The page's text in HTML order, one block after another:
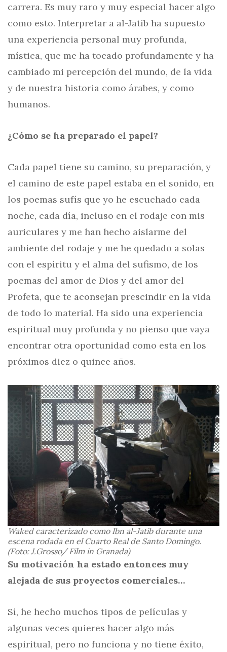
carrera. Es muy raro y muy especial hacer algo
como esto. Interpretar a al-Jatib ha supuesto
una experiencia personal muy profunda,
mística, que me ha tocado profundamente y ha
cambiado mi percepción del mundo, de la vida
y de nuestra historia como árabes, y como
humanos.
¿Cómo se ha preparado el papel?
Cada papel tiene su camino, su preparación, y
el camino de este papel estaba en el sonido, en
los poemas sufís que yo he escuchado cada
noche, cada día, incluso en el rodaje con mis
auriculares y me han hecho aislarme del
ambiente del rodaje y me he quedado a solas
con el espíritu y el alma del sufismo, de los
poemas del amor de Dios y del amor del
Profeta, que te aconsejan prescindir en la vida
de todo lo material. Ha sido una experiencia
espiritual muy profunda y no pienso que vaya
encontrar otra oportunidad como esta en los
próximos diez o quince años.
Waked caracterizado como Ibn al-Jatib durante una
escena rodada en el Cuarto Real de Santo Domingo.
(Foto: J.Grosso/ Film in Granada)
Su motivación ha estado entonces muy
alejada de sus proyectos comerciales…
Sí, he hecho muchos tipos de películas y
algunas veces quieres hacer algo más
espiritual, pero no funciona y no tiene éxito,